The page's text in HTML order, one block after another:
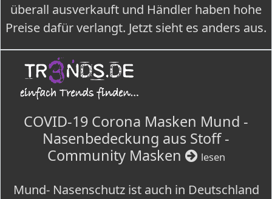
überall ausverkauft und Händler haben hohe
Preise dafür verlangt. Jetzt sieht es anders aus.
COVID-19 Corona Masken Mund -
Nasenbedeckung aus Stoff -
Community Masken
lesen
Mund- Nasenschutz ist auch in Deutschland